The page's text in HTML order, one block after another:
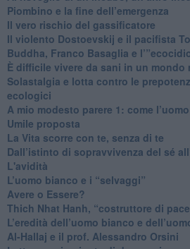
​Piombino e la fine dell’emergenza
​Il vero rischio del gassificatore
​Il violento Dostoevskij e il pacifista
​Buddha, Franco Basaglia e
​È difficile vivere da sani in un mondo
Solastalgia e lotta contro le
ecologici
​A mio modesto parere 1: come
​Umile proposta
​La Vita scorre con te, senza di te
​Dall’istinto di sopravvivenza del sé
L'avidità
​L’uomo bianco e i “selvaggi”
​Avere o Essere?
​Thich Nhat Hanh, “costruttore di
​L’eredità dell’uomo bianco e
Al-Hallaj e il prof. Alessandro Orsini